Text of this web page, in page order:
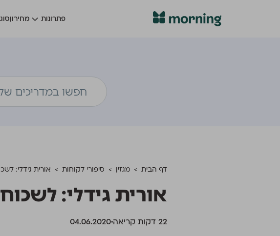
פתרונות מחירון
דף הבית > מגזין > סיפורי לקוחות > אורית גידלי:
אורית גידלי:
‫22 דקות קריאה 04.06.2020